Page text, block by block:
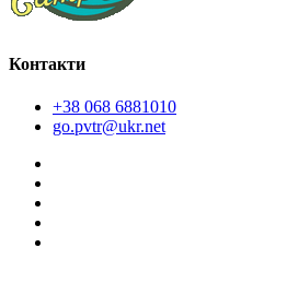
Контакти
+38 068 6881010
go.pvtr@ukr.net